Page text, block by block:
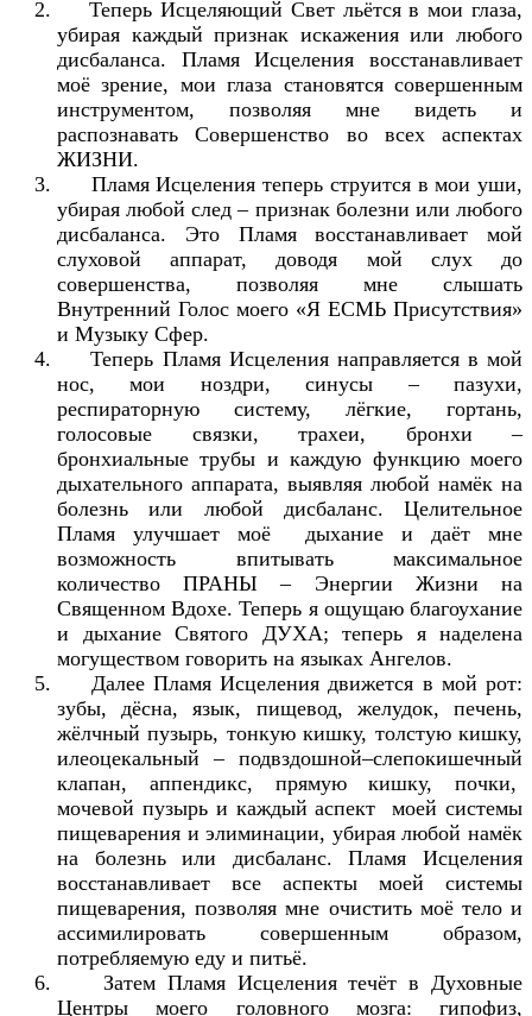
Теперь Исцеляющий Свет льётся в мои глаза,
убирая каждый признак искажения или любого
дисбаланса. Пламя Исцеления восстанавливает
моё зрение, мои глаза становятся совершенным
инструментом, позволяя мне видеть и
распознавать Совершенство во всех аспектах
ЖИЗНИ.
Пламя Исцеления теперь струится в мои уши,
убирая любой след – признак болезни или любого
дисбаланса. Это Пламя восстанавливает мой
слуховой аппарат, доводя мой слух до
совершенства, позволяя мне слышать
Внутренний Голос моего «Я ЕСМЬ Присутствия»
и Музыку Сфер.
Теперь Пламя Исцеления направляется в мой
нос, мои ноздри, синусы – пазухи,
респираторную систему, лёгкие, гортань,
голосовые связки, трахеи, бронхи –
бронхиальные трубы и каждую функцию моего
дыхательного аппарата, выявляя любой намёк на
болезнь или любой дисбаланс. Целительное
Пламя улучшает моё дыхание и даёт мне
возможность впитывать максимальное
количество ПРАНЫ – Энергии Жизни на
Священном Вдохе. Теперь я ощущаю благоухание
и дыхание Святого ДУХА; теперь я наделена
могуществом говорить на языках Ангелов.
Далее Пламя Исцеления движется в мой рот:
зубы, дёсна, язык, пищевод, желудок, печень,
жёлчный пузырь, тонкую кишку, толстую кишку,
илеоцекальный – подвздошной–слепокишечный
клапан, аппендикс, прямую кишку, почки,
мочевой пузырь и каждый аспект моей системы
пищеварения и элиминации, убирая любой намёк
на болезнь или дисбаланс. Пламя Исцеления
восстанавливает все аспекты моей системы
пищеварения, позволяя мне очистить моё тело и
ассимилировать совершенным образом,
потребляемую еду и питьё.
Затем Пламя Исцеления течёт в Духовные
Центры моего головного мозга: гипофиз,